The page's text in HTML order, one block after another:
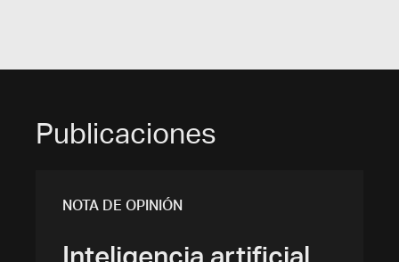
Publicaciones
NOTA DE OPINIÓN